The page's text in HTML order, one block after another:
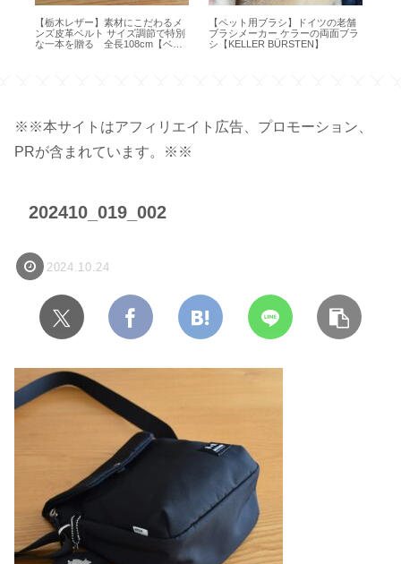
【栃木レザー】素材にこだわるメ
ンズ皮革ベルト サイズ調節で特別
な一本を贈る 全長108cm【ベル
【ペット用ブラシ】ドイツの老舗
ブラシメーカー ケラーの両面ブラ
シ【KELLER BÜRSTEN】
※※本サイトはアフィリエイト広告、プロモーション、
PRが含まれています。※※
202410_019_002
2024.10.24